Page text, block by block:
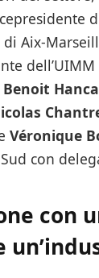
Aix-
dell’UIMM
Benoit
Véronique
con
con